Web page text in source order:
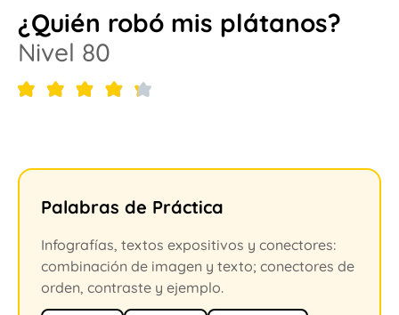
¿Quién robó mis plátanos?
Nivel 80
Palabras de Práctica
Infografías, textos expositivos y conectores:
combinación de imagen y texto; conectores de
orden, contraste y ejemplo.